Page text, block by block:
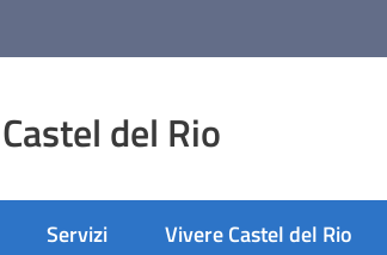
del Rio
Servizi Vivere Castel del Rio
Menu selezionato